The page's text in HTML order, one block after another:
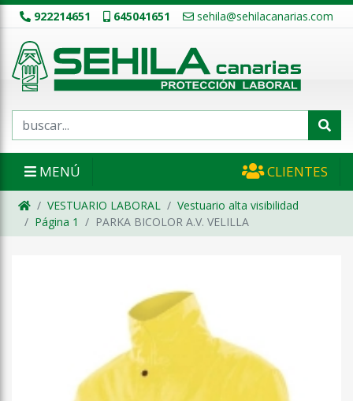
922214651 645041651 sehila@sehilacanarias.com
MENÚ CLIENTES
VESTUARIO LABORAL
Vestuario alta visibilidad
Página 1
PARKA BICOLOR A.V. VELILLA